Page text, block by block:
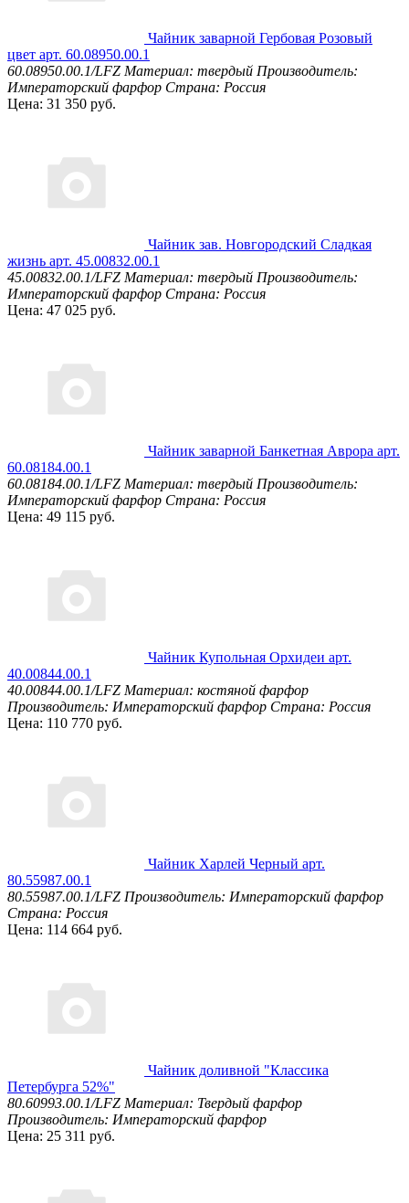
Чайник заварной Гербовая Розовый
цвет арт. 60.08950.00.1
60.08950.00.1/LFZ Материал: твердый Производитель:
Императорский фарфор Страна: Россия
Цена: 31 350 руб.
Чайник зав. Новгородский Сладкая
жизнь арт. 45.00832.00.1
45.00832.00.1/LFZ Материал: твердый Производитель:
Императорский фарфор Страна: Россия
Цена: 47 025 руб.
Чайник заварной Банкетная Аврора арт.
60.08184.00.1
60.08184.00.1/LFZ Материал: твердый Производитель:
Императорский фарфор Страна: Россия
Цена: 49 115 руб.
Чайник Купольная Орхидеи арт.
40.00844.00.1
40.00844.00.1/LFZ Материал: костяной фарфор
Производитель: Императорский фарфор Страна: Россия
Цена: 110 770 руб.
Чайник Харлей Черный арт.
80.55987.00.1
80.55987.00.1/LFZ Производитель: Императорский фарфор
Страна: Россия
Цена: 114 664 руб.
Чайник доливной "Классика
Петербурга 52%"
80.60993.00.1/LFZ Материал: Твердый фарфор
Производитель: Императорский фарфор
Цена: 25 311 руб.